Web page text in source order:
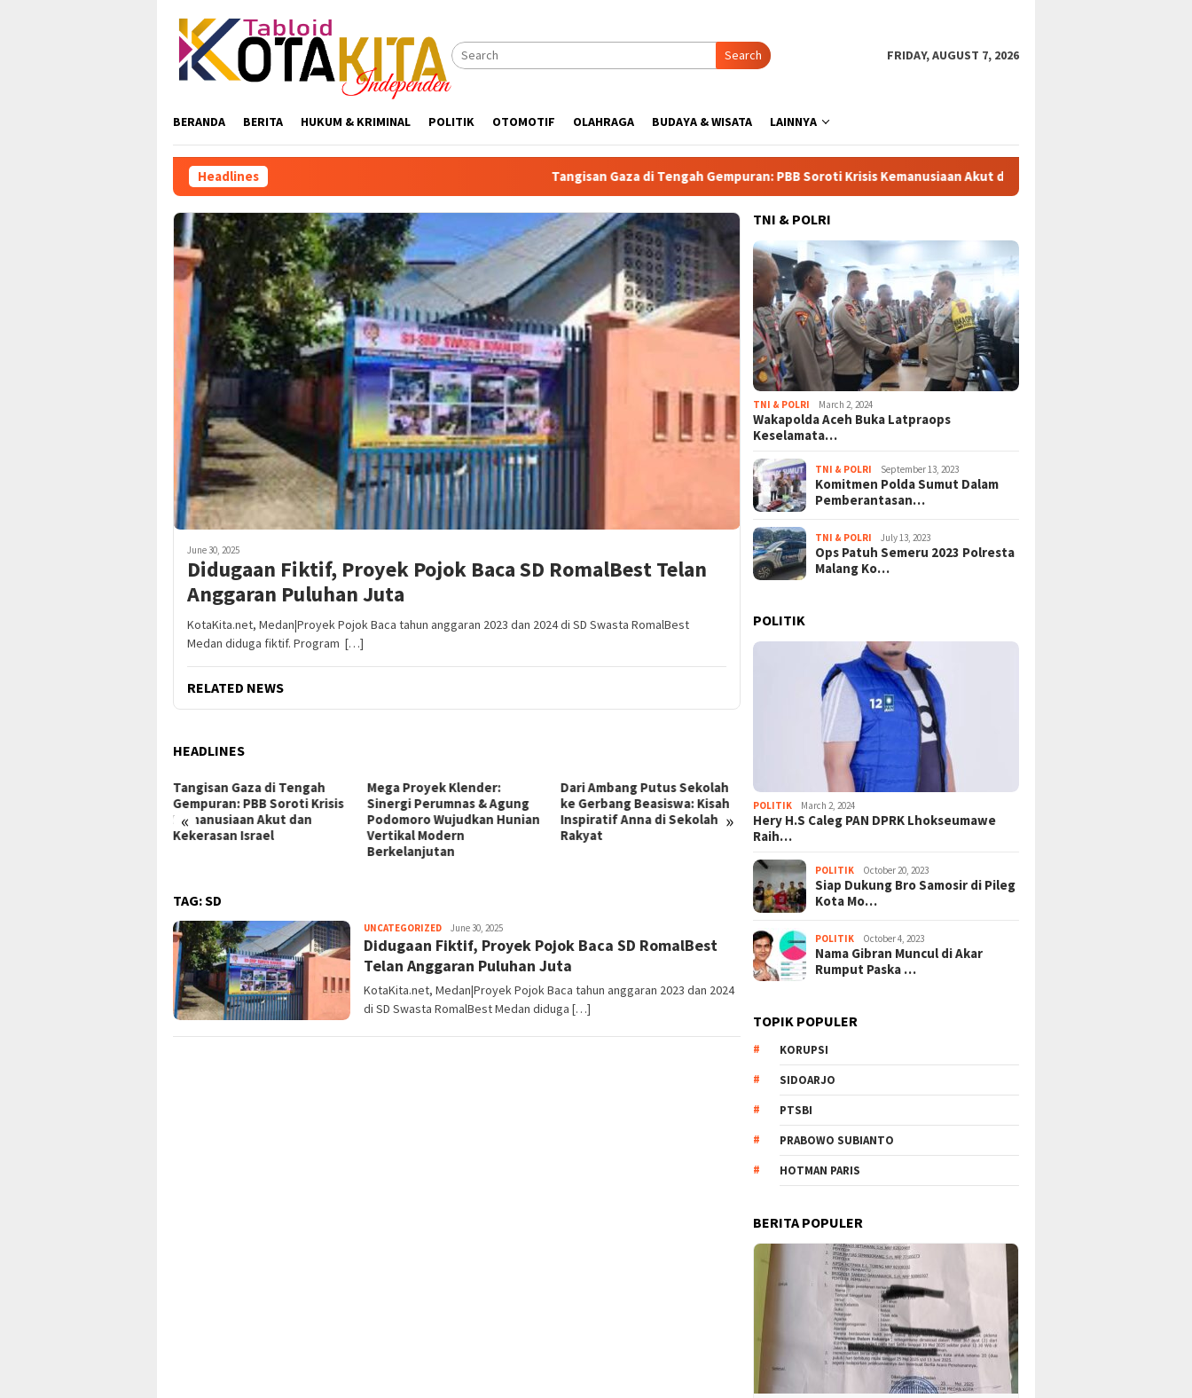
content
Search FRIDAY, AUGUST 7, 2026
BERANDA BERITA HUKUM & KRIMINAL POLITIK OTOMOTIF OLAHRAGA BUDAYA & WISATA LAINNYA
Headlines Tangisan Gaza di Tengah Gempuran: PBB Soroti Krisis Kemanusiaan Akut dan Kekerasan Israel
June 30, 2025
Didugaan Fiktif, Proyek Pojok Baca SD RomalBest Telan
Anggaran Puluhan Juta
KotaKita.net, Medan|Proyek Pojok Baca tahun anggaran 2023 dan 2024 di SD Swasta RomalBest
Medan diduga fiktif. Program […]
RELATED NEWS
HEADLINES
« »
Tangisan Gaza di Tengah
Gempuran: PBB Soroti Krisis
Kemanusiaan Akut dan
Kekerasan Israel
Mega Proyek Klender:
Sinergi Perumnas & Agung
Podomoro Wujudkan Hunian
Vertikal Modern
Berkelanjutan
Dari Ambang Putus Sekolah
ke Gerbang Beasiswa: Kisah
Inspiratif Anna di Sekolah
Rakyat
Terobosan Ekonomi
Prabowo: Dari Kampung Haji
di Mekkah hingga Efisiensi
BUMN Triliunan Rupiah
KPK Bongkar Lapisan Baru
Disita di Tangerang, Jaringan
TAG:SD
UNCATEGORIZED Redaksi
June 30, 2025
Didugaan Fiktif, Proyek Pojok Baca SD RomalBest
Telan Anggaran Puluhan Juta
KotaKita.net, Medan|Proyek Pojok Baca tahun anggaran 2023 dan 2024
di SD Swasta RomalBest Medan diduga […]
TNI & POLRI
TNI & POLRI March 2, 2024
Wakapolda Aceh Buka Latpraops
Keselamata…
TNI & POLRI September 13, 2023
Komitmen Polda Sumut Dalam
Pemberantasan…
TNI & POLRI July 13, 2023
Ops Patuh Semeru 2023 Polresta
Malang Ko…
POLITIK
POLITIK March 2, 2024
Hery H.S Caleg PAN DPRK Lhokseumawe
Raih…
POLITIK October 20, 2023
Siap Dukung Bro Samosir di Pileg
Kota Mo…
POLITIK October 4, 2023
Nama Gibran Muncul di Akar
Rumput Paska …
TOPIK POPULER
KORUPSI
SIDOARJO
PTSBI
PRABOWO SUBIANTO
HOTMAN PARIS
BERITA POPULER